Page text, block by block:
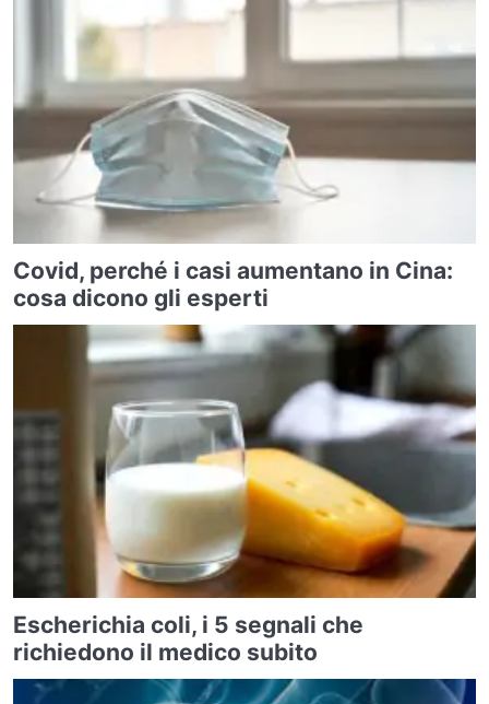
Covid, perché i casi aumentano in Cina:
cosa dicono gli esperti
Escherichia coli, i 5 segnali che
richiedono il medico subito